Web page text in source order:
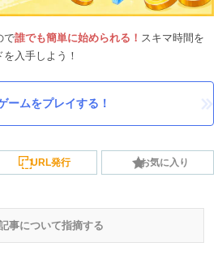
で誰でも簡単に始められる！ スキマ時間を
入手しよう！
ームをプレイする！
URL発行 お気に入り
事について指摘する